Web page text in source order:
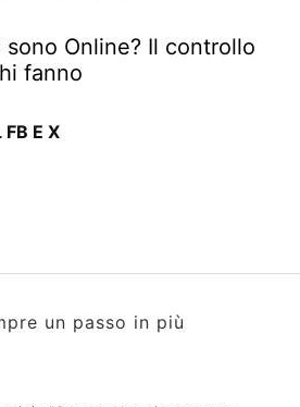
Online? Il controllo
fanno
FB E X
un passo in più